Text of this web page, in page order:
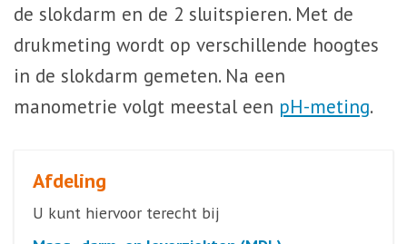
de slokdarm en de 2 sluitspieren. Met de
drukmeting wordt op verschillende hoogtes
in de slokdarm gemeten. Na een
manometrie volgt meestal een pH-meting.
Afdeling
U kunt hiervoor terecht bij